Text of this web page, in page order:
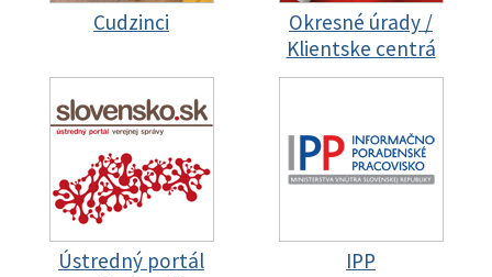
Cudzinci
Okresné úrady /
Klientske centrá
Ústredný portál
IPP